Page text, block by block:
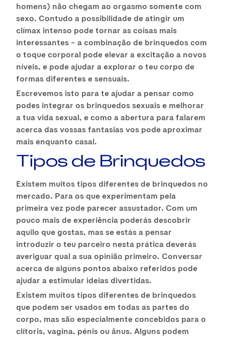
homens) não chegam ao orgasmo somente com
sexo. Contudo a possibilidade de atingir um
clímax intenso pode tornar as coisas mais
interessantes – a combinação de brinquedos com
o toque corporal pode elevar a excitação a novos
níveis, e pode ajudar a explorar o teu corpo de
formas diferentes e sensuais.
Escrevemos isto para te ajudar a pensar como
podes integrar os brinquedos sexuais e melhorar
a tua vida sexual, e como a abertura para falarem
acerca das vossas fantasias vos pode aproximar
mais enquanto casal.
Tipos de Brinquedos
Existem muitos tipos diferentes de brinquedos no
mercado. Para os que experimentam pela
primeira vez pode parecer assustador. Com um
pouco mais de experiência poderás descobrir
aquilo que gostas, mas se estás a pensar
introduzir o teu parceiro nesta prática deverás
averiguar qual a sua opinião primeiro. Conversar
acerca de alguns pontos abaixo referidos pode
ajudar a estimular ideias divertidas.
Existem muitos tipos diferentes de brinquedos
que podem ser usados em todas as partes do
corpo, mas são especialmente concebidos para o
clítoris, vagina, pénis ou ânus. Alguns podem